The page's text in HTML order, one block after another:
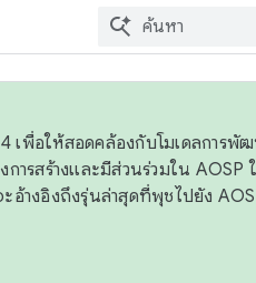
เพื่อให้สอดคล้องกับโมเดลการพั
ารสร้างและมีส่วนร่วมใน AOSP
อ้างอิงถึงรุ่นล่าสุดที่พุชไปยัง